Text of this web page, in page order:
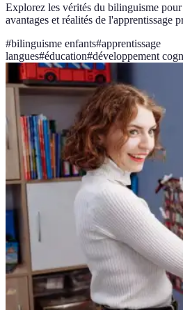
Explorez les vérités du bilinguisme
avantages et réalités de l'apprentissage
#bilinguisme enfants#apprentissage
langues#éducation#développement